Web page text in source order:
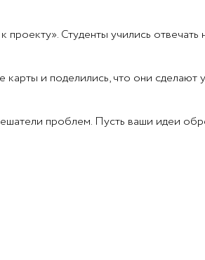
Студенты учились
и поделились, что они сделают
проблем. Пусть ваши идеи